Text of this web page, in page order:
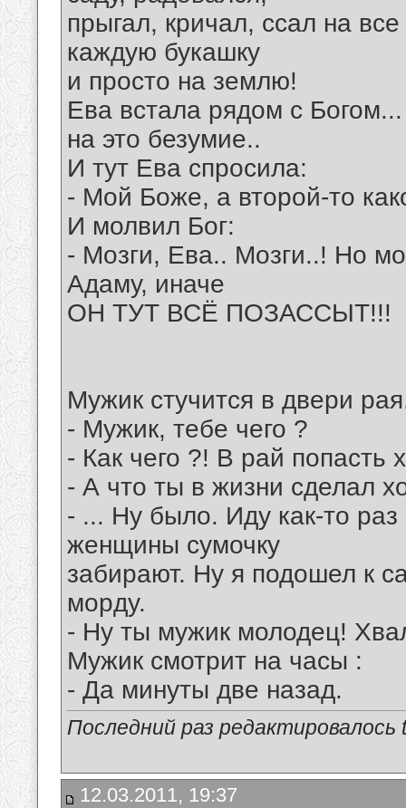
прыгал, кричал, ссал на
каждую букашку
и просто на землю!
Ева встала рядом с
на это безумие..
И тут Ева спросила:
- Mой Боже, а второй-то
И молвил Бог:
- Мозги, Ева.. Мозги..! Но
Адаму, иначе
ОН ТУТ ВСЁ ПОЗАССЫТ!!!
Мyжик стyчится в двеpи
- Мyжик, тебе чего ?
- Как чего ?! В pай попасть
- А что ты в жизни сделал
- ... Hy было. Идy как-то pаз
женщины сyмочкy
забиpают. Hy я подошел к
моpдy.
- Hy ты мyжик молодец!
Мyжик смотpит на часы :
- Да минyты две назад.
Последний раз редактировалось
12.03.2011, 19:37